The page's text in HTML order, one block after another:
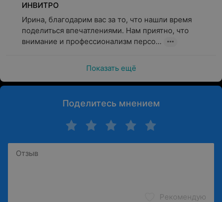
ИНВИТРО
Ирина, благодарим вас за то, что нашли время
поделиться впечатлениями. Нам приятно, что
внимание и профессионализм персо...
Показать ещё
Поделитесь мнением
Рекомендую